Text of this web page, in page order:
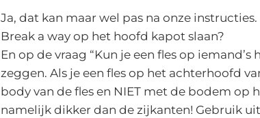
Ja, dat kan maar wel pas na onze instructies.
Break a way op het hoofd kapot slaan?
En op de vraag “Kun je een fles op
zeggen. Als je een fles op het achterhoofd
body van de fles en NIET met de bodem op
namelijk dikker dan de zijkanten! Gebruik